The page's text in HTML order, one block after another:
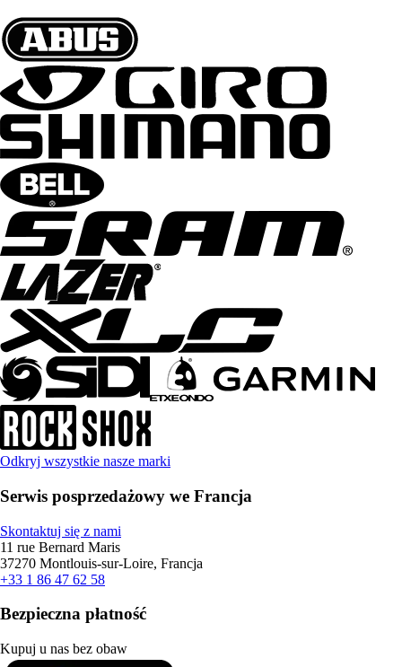
Odkryj wszystkie nasze marki
Serwis posprzedażowy we Francja
Skontaktuj się z nami
11 rue Bernard Maris
37270 Montlouis-sur-Loire, Francja
+33 1 86 47 62 58
Bezpieczna płatność
Kupuj u nas bez obaw